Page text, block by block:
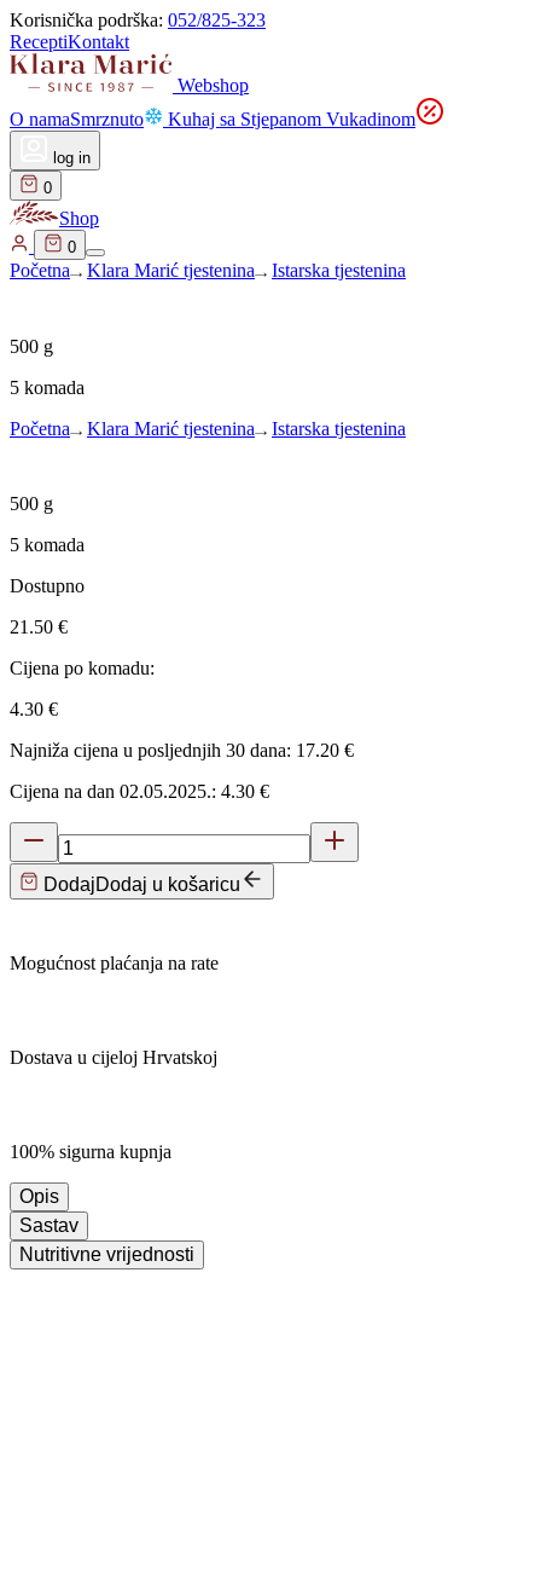
Korisnička podrška: 052/825-323
ReceptiKontakt
Webshop
O namaSmrznuto Kuhaj sa Stjepanom Vukadinom
log in
0
Shop
0
Početna Klara Marić tjestenina Istarska tjestenina
500 g
5 komada
Početna
Klara Marić tjestenina Istarska tjestenina
500 g
5 komada
Dostupno
21.50 €
Cijena po komadu:
4.30 €
Najniža cijena u posljednjih 30 dana: 17.20 €
Cijena na dan 02.05.2025.: 4.30 €
DodajDodaj u košaricu
Mogućnost plaćanja na rate
Dostava u cijeloj Hrvatskoj
100% sigurna kupnja
Opis
Sastav
Nutritivne vrijednosti